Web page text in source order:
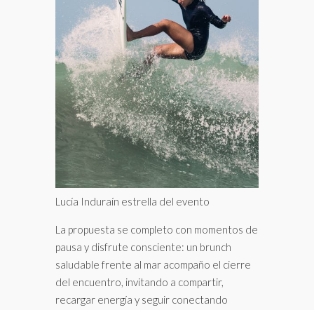
Lucía Induraín estrella del evento
La propuesta se completo con momentos de
pausa y disfrute consciente: un brunch
saludable frente al mar acompaño el cierre
del encuentro, invitando a compartir,
recargar energía y seguir conectando